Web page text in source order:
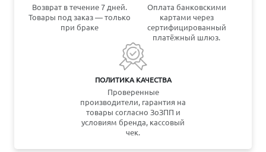
Возврат в течение 7 дней.
Товары под заказ — только
при браке
Оплата банковскими
картами через
сертифицированный
платёжный шлюз.
ПОЛИТИКА КАЧЕСТВА
Проверенные
производители, гарантия на
товары согласно ЗоЗПП и
условиям бренда, кассовый
чек.